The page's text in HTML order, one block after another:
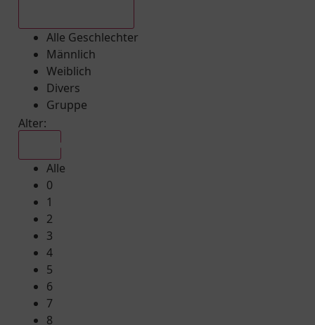
Alle Geschlechter
Männlich
Weiblich
Divers
Gruppe
Alter:
Alle
0
1
2
3
4
5
6
7
8